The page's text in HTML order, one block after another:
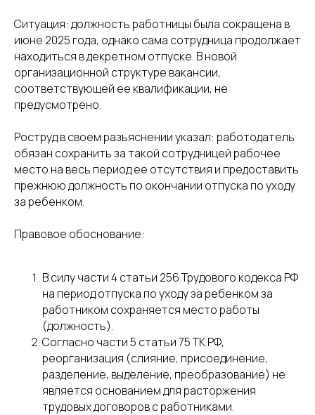
Ситуация: должность работницы была сокращена в
июне 2025 года, однако сама сотрудница продолжает
находиться в декретном отпуске. В новой
организационной структуре вакансии,
соответствующей ее квалификации, не
предусмотрено.
Роструд в своем разъяснении указал: работодатель
обязан сохранить за такой сотрудницей рабочее
место на весь период ее отсутствия и предоставить
прежнюю должность по окончании отпуска по уходу
за ребенком.
Правовое обоснование:
В силу части 4 статьи 256 Трудового кодекса РФ
на период отпуска по уходу за ребенком за
работником сохраняется место работы
(должность).
Согласно части 5 статьи 75 ТК РФ,
реорганизация (слияние, присоединение,
разделение, выделение, преобразование) не
является основанием для расторжения
трудовых договоров с работниками.